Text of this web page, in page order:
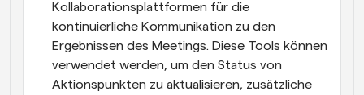
Kollaborationsplattformen für die
kontinuierliche Kommunikation zu den
Ergebnissen des Meetings. Diese Tools können
verwendet werden, um den Status von
Aktionspunkten zu aktualisieren, zusätzliche